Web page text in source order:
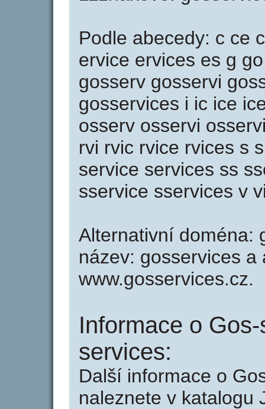
Podle abecedy: c ce
ervice ervices es g
gosserv gosservi
gosservices i ic ice
osserv osservi
rvi rvic rvice rvices s
service services ss
sservice sservices v
Alternativní doména:
název: gosservices
www.gosservices.cz.
Informace o
services:
Další informace o
naleznete v katalogu